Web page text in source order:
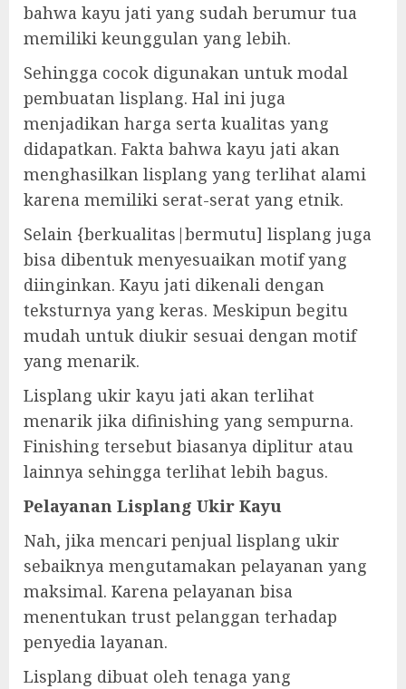
bahwa kayu jati yang sudah berumur tua
memiliki keunggulan yang lebih.
Sehingga cocok digunakan untuk modal
pembuatan lisplang. Hal ini juga
menjadikan harga serta kualitas yang
didapatkan. Fakta bahwa kayu jati akan
menghasilkan lisplang yang terlihat alami
karena memiliki serat-serat yang etnik.
Selain {berkualitas|bermutu] lisplang juga
bisa dibentuk menyesuaikan motif yang
diinginkan. Kayu jati dikenali dengan
teksturnya yang keras. Meskipun begitu
mudah untuk diukir sesuai dengan motif
yang menarik.
Lisplang ukir kayu jati akan terlihat
menarik jika difinishing yang sempurna.
Finishing tersebut biasanya diplitur atau
lainnya sehingga terlihat lebih bagus.
Pelayanan Lisplang Ukir Kayu
Nah, jika mencari penjual lisplang ukir
sebaiknya mengutamakan pelayanan yang
maksimal. Karena pelayanan bisa
menentukan trust pelanggan terhadap
penyedia layanan.
Lisplang dibuat oleh tenaga yang